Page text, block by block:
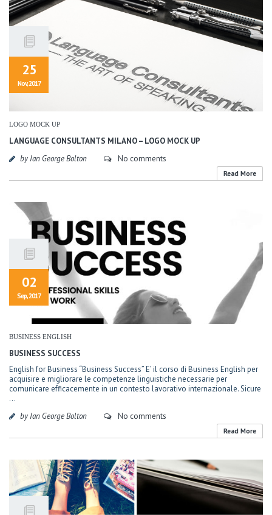
25
Nov, 2017
LOGO MOCK UP
LANGUAGE CONSULTANTS MILANO – LOGO MOCK UP
by Ian George Bolton
No comments
Read More
02
Sep, 2017
BUSINESS ENGLISH
BUSINESS SUCCESS
English for Business “Business Success” E’ il corso di Business English per
acquisire e migliorare le competenze linguistiche necessarie per
comunicare efficacemente in un contesto lavorativo internazionale. Sicure
...
by Ian George Bolton
No comments
Read More